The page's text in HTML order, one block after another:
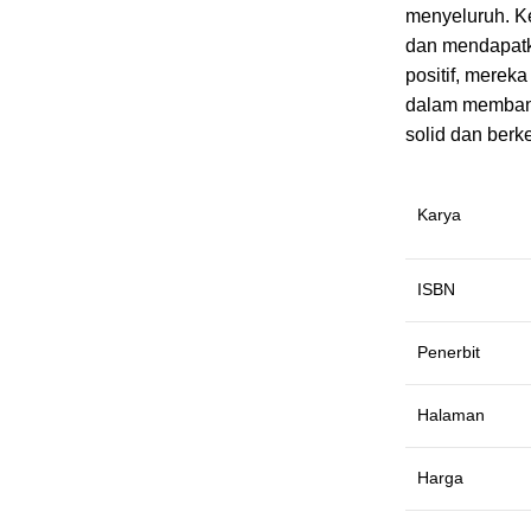
menyeluruh.
dan
positif,
dalam
solid dan
Karya
ISBN
Penerbit
Halaman
Harga